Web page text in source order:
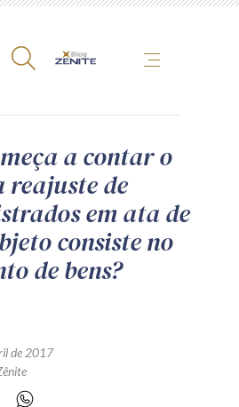
A Zênite
publicar conosco
Site da Zênite
Contato
Termos de uso
(contato)
a contar o
de
em ata de
consiste no
de bens?
de 2017